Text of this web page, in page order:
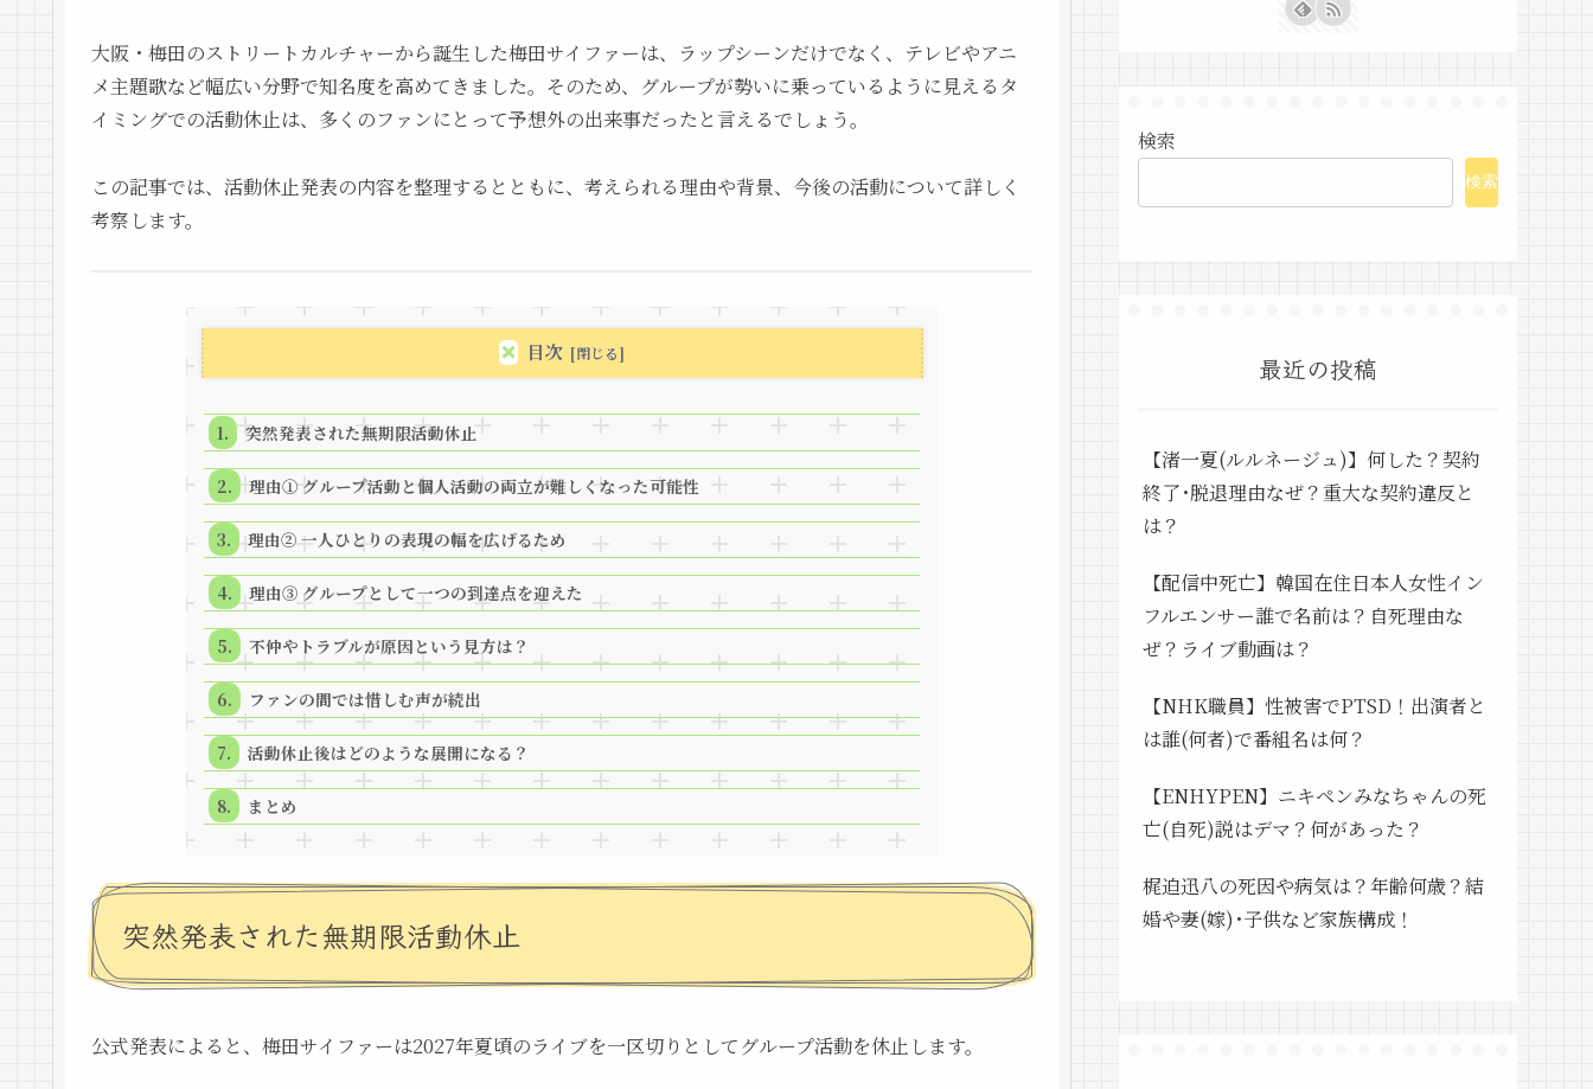
大阪・梅田のストリートカルチャーから誕生した梅田サイファーは、ラップシーンだけでなく、テレビやアニ
メ主題歌など幅広い分野で知名度を高めてきました。そのため、グループが勢いに乗っているように見えるタ
イミングでの活動休止は、多くのファンにとって予想外の出来事だったと言えるでしょう。
この記事では、活動休止発表の内容を整理するとともに、考えられる理由や背景、今後の活動について詳しく
考察します。
目次
突然発表された無期限活動休止
理由① グループ活動と個人活動の両立が難しくなった可能性
理由② 一人ひとりの表現の幅を広げるため
理由③ グループとして一つの到達点を迎えた
不仲やトラブルが原因という見方は？
ファンの間では惜しむ声が続出
活動休止後はどのような展開になる？
まとめ
突然発表された無期限活動休止
公式発表によると、梅田サイファーは2027年夏頃のライブを一区切りとしてグループ活動を休止します。
検索
検索
最近の投稿
【渚一夏(ルルネージュ)】何した？契約
終了･脱退理由なぜ？重大な契約違反と
は？
【配信中死亡】韓国在住日本人女性イン
フルエンサー誰で名前は？自死理由な
ぜ？ライブ動画は？
【NHK職員】性被害でPTSD！出演者と
は誰(何者)で番組名は何？
【ENHYPEN】ニキペンみなちゃんの死
亡(自死)説はデマ？何があった？
梶迫迅八の死因や病気は？年齢何歳？結
婚や妻(嫁)･子供など家族構成！